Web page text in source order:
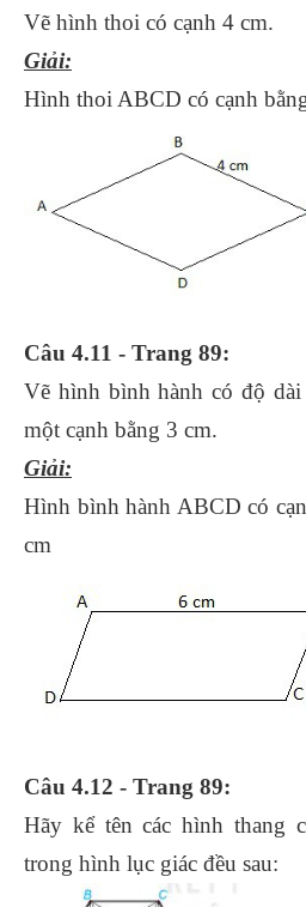
Vẽ hình thoi có cạnh 4 cm.
Giải:
Hình thoi ABCD có cạnh
Câu 4.11 - Trang 89:
Vẽ hình bình hành có độ
một cạnh bằng 3 cm.
Giải:
Hình bình hành ABCD có
cm
Câu 4.12 - Trang 89:
Hãy kể tên các hình thang
trong hình lục giác đều sau: